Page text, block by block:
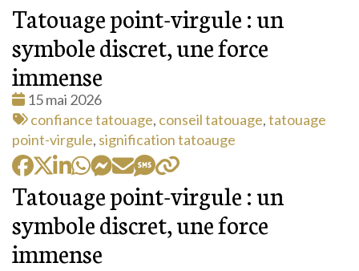
Tatouage point-virgule : un
symbole discret, une force
immense
Date
:
15 mai 2026
Tags
:
confiance tatouage, conseil tatouage,tatouage
point-virgule, signification tatoauge
Tatouage point-virgule : un
symbole discret, une force
immense